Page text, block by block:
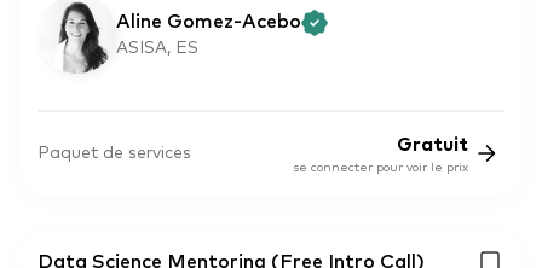
Aline Gomez-Acebo
ASISA, ES
Paquet de services Gratuit
se connecter pour voir le prix
Data Science Mentoring (Free Intro Call)